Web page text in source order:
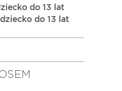
do 13 lat
do 13 lat